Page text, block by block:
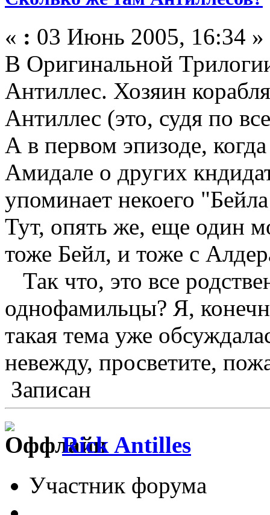
« : 03 Июнь 2005, 16:34 »
В Оригинальной
Антиллес. Хозяин
Антиллес (это, судя по
А в первом эпизоде,
Амидале о других
упоминает некоего
Тут, опять же, еще один
тоже Бейл, и тоже с
Так что, это все
однофамильцы? Я,
такая тема уже
невежду, просветите,
Записан
Rick Antilles
Участник форума